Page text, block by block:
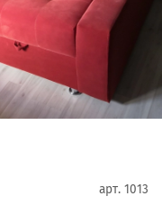
арт. 1013